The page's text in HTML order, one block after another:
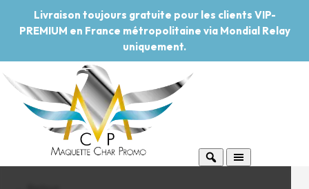
Livraison toujours gratuite pour les clients VIP-
PREMIUM en France métropolitaine via Mondial Relay
uniquement.